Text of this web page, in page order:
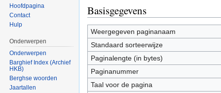
Basisgegevens
Weergegeven paginanaam
Standaard sorteerwijze
Paginalengte (in bytes)
Paginanummer
Taal voor de pagina
Hoofdpagina
Contact
Hulp
Onderwerpen
Onderwerpen
Barghief Index (Archief
HKB)
Berghse woorden
Jaartallen